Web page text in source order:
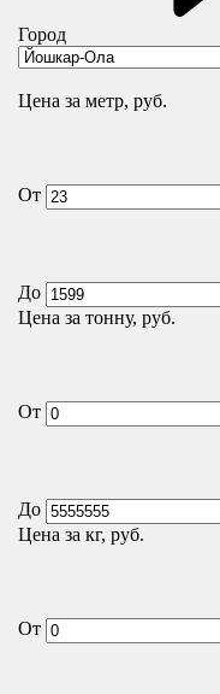
Город
Цена за метр, руб.
От
До
Цена за тонну, руб.
От
До
Цена за кг, руб.
От